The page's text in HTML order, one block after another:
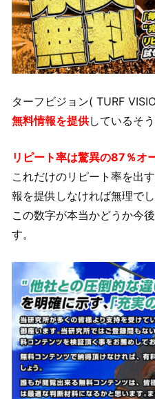
ターフビジョン( TURF
無料情報を提供しているそう
リピート率は驚異の87％オ
これだけのリピート率を出
報を提供しなければ無理でし
この数字が本当かどうか今
す。